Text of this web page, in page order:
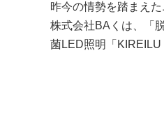
昨今の情勢を踏まえた
株式会社BAくは、「
菌LED照明「KIREILU